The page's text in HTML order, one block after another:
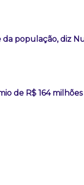
população, diz
de R$ 164